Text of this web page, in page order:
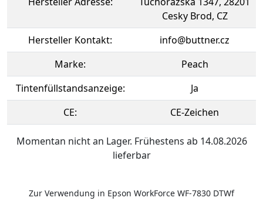
Cesky Brod, CZ
Hersteller Kontakt:
info@buttner.cz
Marke:
Peach
Tintenfüllstandsanzeige:
Ja
CE:
CE-Zeichen
Momentan nicht an Lager. Frühestens ab 14.08.2026
lieferbar
Zur Verwendung in Epson WorkForce WF-7830 DTWf